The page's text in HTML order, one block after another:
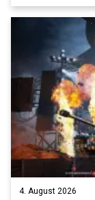
4. August 2026